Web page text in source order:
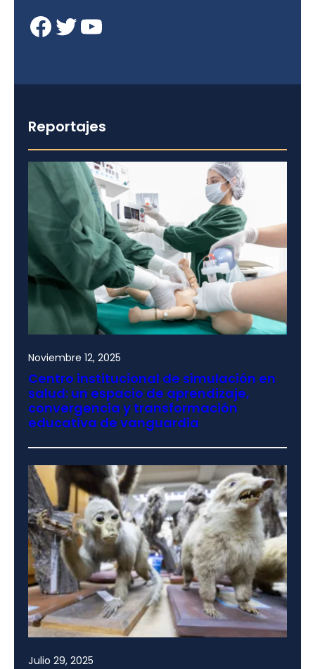
Facebook Twitter YouTube
Reportajes
Noviembre 12, 2025
Centro institucional de simulación en
salud: un espacio de aprendizaje,
convergencia y transformación
educativa de vanguardia
Julio 29, 2025